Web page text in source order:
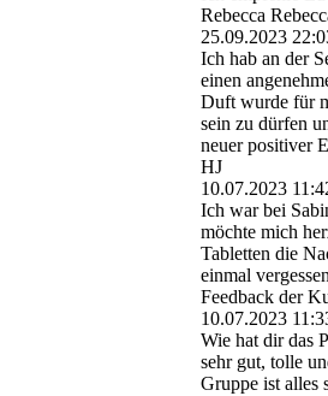
Rebecca
25.09.2023
Ich hab an der
einen
Duft wurde für
sein zu dürfen
neuer positiver
HJ
10.07.2023
Ich war bei
möchte mich
Tabletten die
einmal
Feedback der
10.07.2023
Wie hat dir das
sehr gut, tolle
Gruppe ist alles